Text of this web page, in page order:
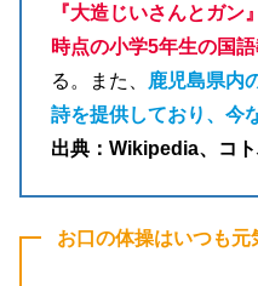
『大造じいさんとガン
時点の小学5年生の国
る。また、
鹿児島県内
詩を提供しており、今
出典：Wikipedia、コ
お口の体操はいつも元